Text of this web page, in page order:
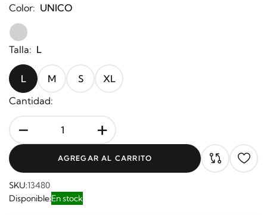
Color: UNICO
Talla: L
L M S
XL
Cantidad:
- +
AGREGAR AL CARRITO
SKU:13480
Disponible:En stock